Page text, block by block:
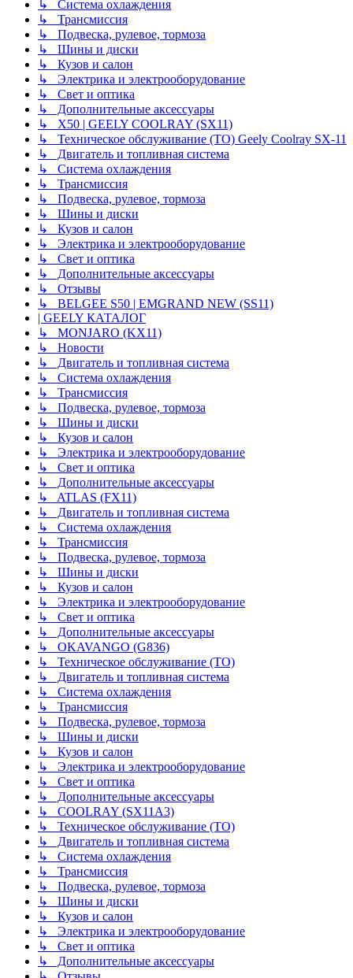
↳ Система охлаждения
↳ Трансмиссия
↳ Подвеска, рулевое, тормоза
↳ Шины и диски
↳ Кузов и салон
↳ Электрика и электрооборудование
↳ Свет и оптика
↳ Дополнительные аксессуары
↳ X50 | GEELY COOLRAY (SX11)
↳ Техническое обслуживание (ТО) Geely Coolray SX-11
↳ Двигатель и топливная система
↳ Система охлаждения
↳ Трансмиссия
↳ Подвеска, рулевое, тормоза
↳ Шины и диски
↳ Кузов и салон
↳ Электрика и электрооборудование
↳ Свет и оптика
↳ Дополнительные аксессуары
↳ Отзывы
↳ BELGEE S50 | EMGRAND NEW (SS11)
| GEELY КАТАЛОГ
↳ MONJARO (KX11)
↳ Новости
↳ Двигатель и топливная система
↳ Система охлаждения
↳ Трансмиссия
↳ Подвеска, рулевое, тормоза
↳ Шины и диски
↳ Кузов и салон
↳ Электрика и электрооборудование
↳ Свет и оптика
↳ Дополнительные аксессуары
↳ ATLAS (FX11)
↳ Двигатель и топливная система
↳ Система охлаждения
↳ Трансмиссия
↳ Подвеска, рулевое, тормоза
↳ Шины и диски
↳ Кузов и салон
↳ Электрика и электрооборудование
↳ Свет и оптика
↳ Дополнительные аксессуары
↳ OKAVANGO (G836)
↳ Техническое обслуживание (ТО)
↳ Двигатель и топливная система
↳ Система охлаждения
↳ Трансмиссия
↳ Подвеска, рулевое, тормоза
↳ Шины и диски
↳ Кузов и салон
↳ Электрика и электрооборудование
↳ Свет и оптика
↳ Дополнительные аксессуары
↳ COOLRAY (SX11A3)
↳ Техническое обслуживание (ТО)
↳ Двигатель и топливная система
↳ Система охлаждения
↳ Трансмиссия
↳ Подвеска, рулевое, тормоза
↳ Шины и диски
↳ Кузов и салон
↳ Электрика и электрооборудование
↳ Свет и оптика
↳ Дополнительные аксессуары